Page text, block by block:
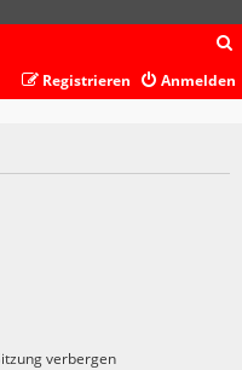
c
Anmelden
Registrieren
verbergen